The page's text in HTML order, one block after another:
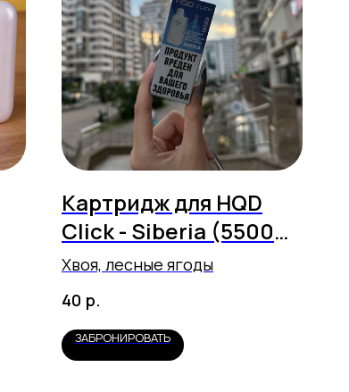
Картридж для HQD
Click - Siberia (5500
затяжек)
Хвоя, лесные ягоды
40 р.
ЗАБРОНИРОВАТЬ